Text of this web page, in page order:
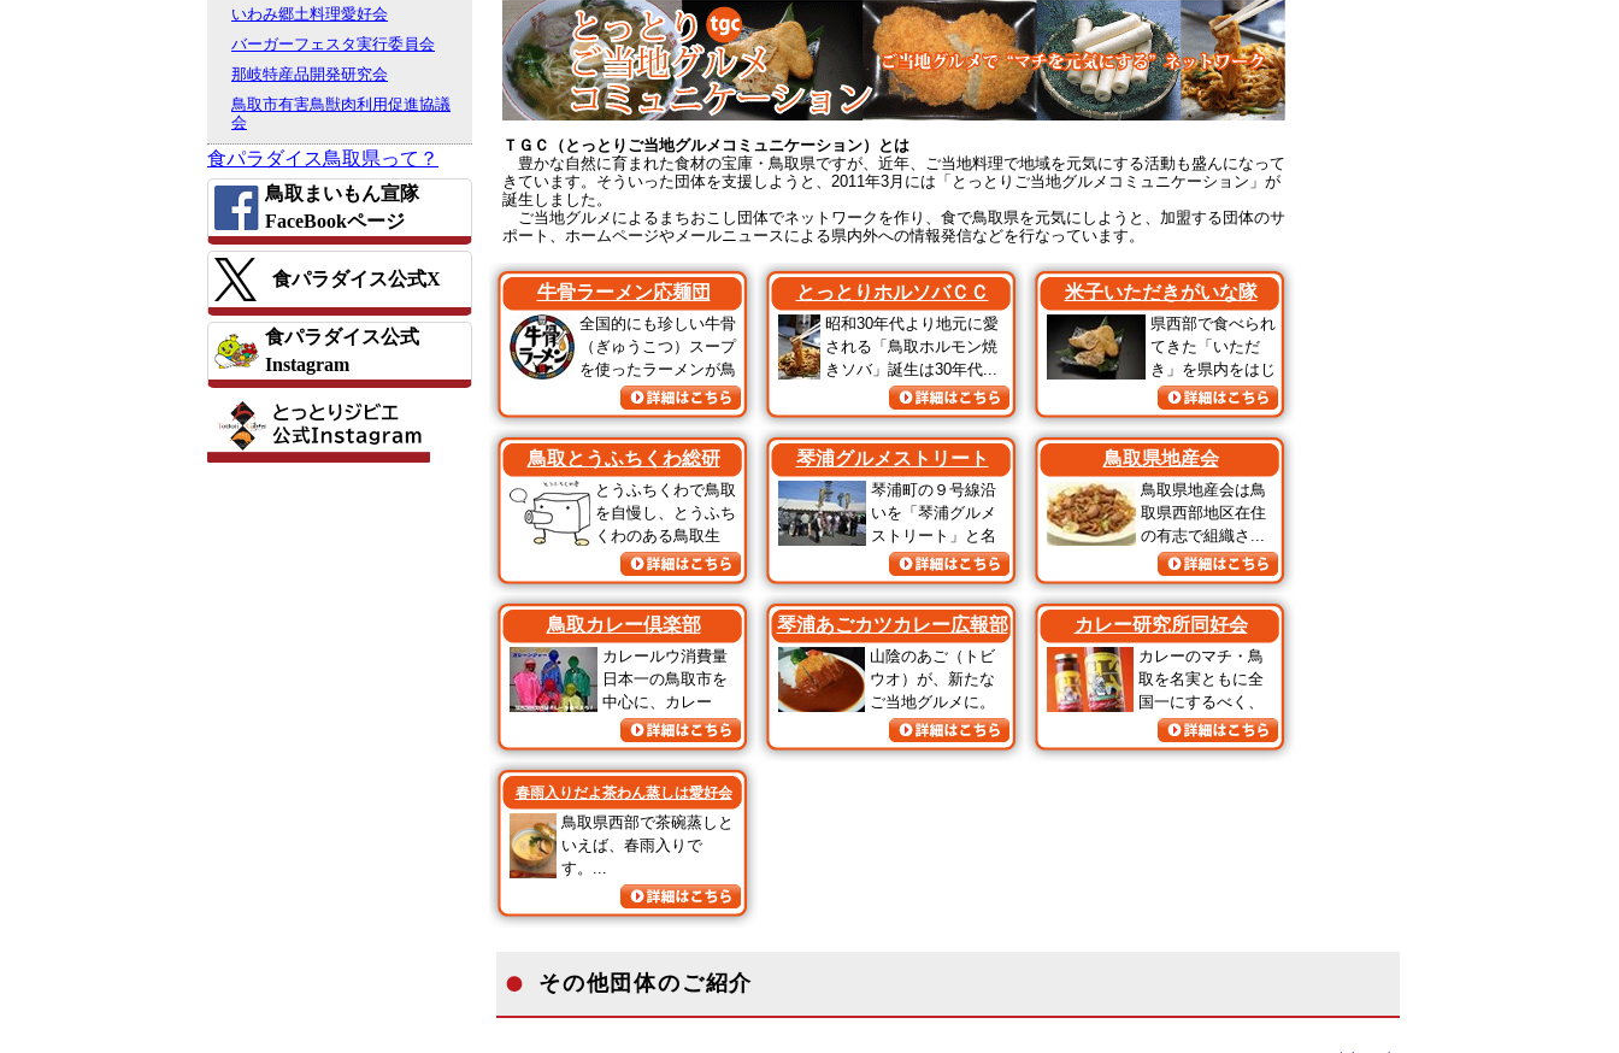
いわみ郷土料理愛好会
バーガーフェスタ実行委員会
那岐特産品開発研究会
鳥取市有害鳥獣肉利用促進協議
会
食パラダイス鳥取県って？
鳥取まいもん宣隊
FaceBookページ
食パラダイス公式X
食パラダイス公式
Instagram
ＴＧＣ（とっとりご当地グルメコミュニケーション）とは
豊かな自然に育まれた食材の宝庫・鳥取県ですが、近年、ご当地料理で地域を元気にする活動も盛んになって
きています。そういった団体を支援しようと、2011年3月には「とっとりご当地グルメコミュニケーション」が
誕生しました。
ご当地グルメによるまちおこし団体でネットワークを作り、食で鳥取県を元気にしようと、加盟する団体のサ
ポート、ホームページやメールニュースによる県内外への情報発信などを行なっています。
牛骨ラーメン応麺団
全国的にも珍しい牛骨
（ぎゅうこつ）スープ
を使ったラーメンが鳥
とっとりホルソバＣＣ
昭和30年代より地元に愛
される「鳥取ホルモン焼
きソバ」誕生は30年代...
米子いただきがいな隊
県西部で食べられ
てきた「いただ
き」を県内をはじ
鳥取とうふちくわ総研
とうふちくわで鳥取
を自慢し、とうふち
くわのある鳥取生
琴浦グルメストリート
琴浦町の９号線沿
いを「琴浦グルメ
ストリート」と名
鳥取県地産会
鳥取県地産会は鳥
取県西部地区在住
の有志で組織さ...
鳥取カレー倶楽部
カレールウ消費量
日本一の鳥取市を
中心に、カレー
琴浦あごカツカレー広報部
山陰のあご（トビ
ウオ）が、新たな
ご当地グルメに。
カレー研究所同好会
カレーのマチ・鳥
取を名実ともに全
国一にするべく、
春雨入りだよ茶わん蒸しは愛好会
鳥取県西部で茶碗蒸しと
いえば、春雨入りで
す。...
その他団体のご紹介